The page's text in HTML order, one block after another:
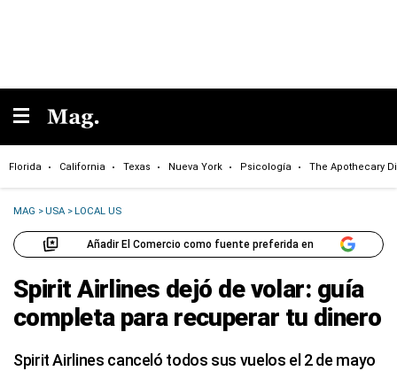
Florida California Texas Nueva York Psicología The Apothecary
MAG >USA >LOCAL US
Añadir El Comercio como fuente preferida en
Spirit Airlines dejó de volar: guía
completa para recuperar tu dinero
Spirit Airlines canceló todos sus vuelos el 2 de mayo